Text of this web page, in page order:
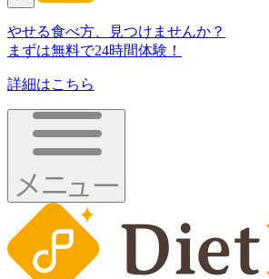
やせる食べ方、見つけませんか？
まずは無料で24時間体験！
詳細はこちら